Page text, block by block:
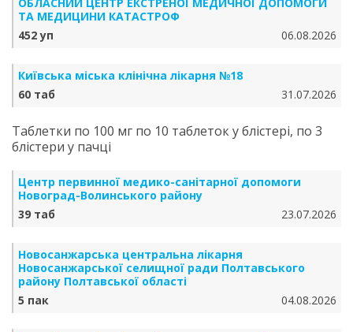
ТА МЕДИЦИНИ КАТАСТРОФ
452 уп
06.08.2026
Київська міська клінічна лікарня №18
60 таб
31.07.2026
Таблетки по 100 мг по 10 таблеток у блістері, по 3
блістери у пачці
Центр первинної медико-санітарної допомоги
Новоград-Волинського району
39 таб
23.07.2026
Новосанжарська центральна лікарня
Новосанжарської селищної ради Полтавського
району Полтавської області
5 пак
04.08.2026